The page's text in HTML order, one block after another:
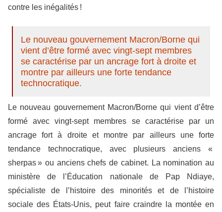
contre les inégalités !
Le nouveau gouvernement Macron/Borne qui
vient d’être formé avec vingt-sept membres
se caractérise par un ancrage fort à droite et
montre par ailleurs une forte tendance
technocratique.
Le nouveau gouvernement Macron/Borne qui vient d’être
formé avec vingt-sept membres se caractérise par un
ancrage fort à droite et montre par ailleurs une forte
tendance technocratique, avec plusieurs anciens «
sherpas » ou anciens chefs de cabinet. La nomination au
ministère de l’Éducation nationale de Pap Ndiaye,
spécialiste de l’histoire des minorités et de l’histoire
sociale des États-Unis, peut faire craindre la montée en